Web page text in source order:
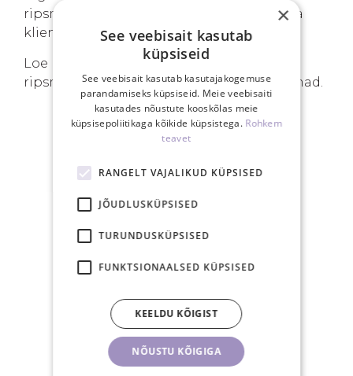
ripsmetega või langevate silmalaugudega
kliendile.
Loe lisaks, miks valmislehvikud
ripsmetehnikute seas järjest populaarsemad.
Eestis üle 40€
×
See veebisait kasutab
küpsiseid
See veebisait kasutab kasutajakogemuse
parandamiseks küpsiseid. Meie veebisaiti
kasutades nõustute kooskõlas meie
küpsisepoliitikaga kõikide küpsistega. Rohkem
teavet
RANGELT VAJALIKUD KÜPSISED
JÕUDLUSKÜPSISED
TURUNDUSKÜPSISED
FUNKTSIONAALSED KÜPSISED
NÕUSTU KÕIGIGA
KEELDU KÕIGIST